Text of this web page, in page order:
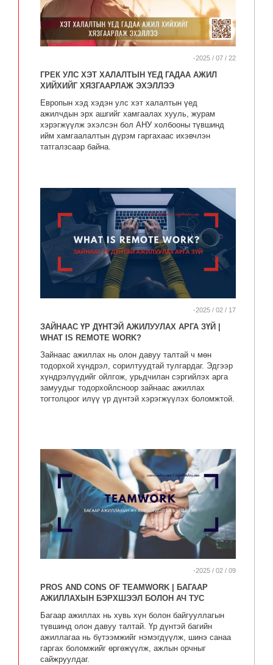
-2025 / 07 / 22
ГРЕК УЛС ХЭТ ХАЛАЛТЫН ҮЕД ГАДАА АЖИЛ
ХИЙХИЙГ ХЯЗГААРЛАЖ ЭХЭЛЛЭЭ
Европын хэд хэдэн улс хэт халалтын үед
ажилчдын эрх ашгийг хамгаалах хууль, журам
хэрэгжүүлж эхэлсэн бол АНУ холбооны түвшинд
ийм хамгаалалтын дүрэм гаргахаас ихэвчлэн
татгалзсаар байна.
-2025 / 02 / 17
ЗАЙНААС ҮР ДҮНТЭЙ АЖИЛУУЛАХ АРГА ЗҮЙ |
WHAT IS REMOTE WORK?
Зайнаас ажиллах нь олон давуу талтай ч мөн
тодорхой хүндрэл, сорилтуудтай тулгардаг. Эдгээр
хүндрэлүүдийг ойлгож, урьдчилан сэргийлэх арга
замуудыг тодорхойлсноор зайнаас ажиллах
тогтолцоог илүү үр дүнтэй хэрэгжүүлэх боломжтой.
-2025 / 02 / 09
PROS AND CONS OF TEAMWORK | БАГААР
АЖИЛЛАХЫН БЭРХШЭЭЛ БОЛОН АЧ ТУС
Багаар ажиллах нь хувь хүн болон байгууллагын
түвшинд олон давуу талтай. Үр дүнтэй багийн
ажиллагаа нь бүтээмжийг нэмэгдүүлж, шинэ санаа
гаргах боломжийг өргөжүүлж, ажлын орчныг
сайжруулдаг.